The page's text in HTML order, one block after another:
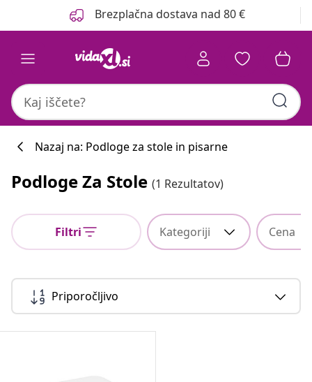
Brezplačna dostava nad 80 €
Nazaj na: Podloge za stole in pisarne
Podloge Za Stole (1 Rezultatov)
Filtri Kategoriji Cena
Priporočljivo